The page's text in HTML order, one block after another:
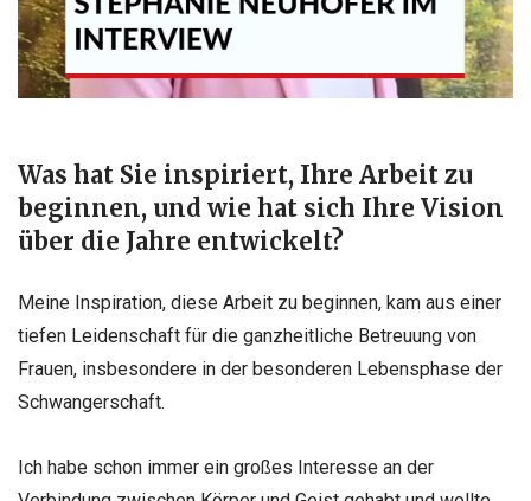
Was hat Sie inspiriert, Ihre Arbeit zu
beginnen, und wie hat sich Ihre Vision
über die Jahre entwickelt?
Meine Inspiration, diese Arbeit zu beginnen, kam aus einer
tiefen Leidenschaft für die ganzheitliche Betreuung von
Frauen, insbesondere in der besonderen Lebensphase der
Schwangerschaft.
Ich habe schon immer ein großes Interesse an der